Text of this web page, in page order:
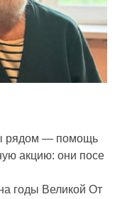
рядом — помощь
акцию: они посе
годы Великой От